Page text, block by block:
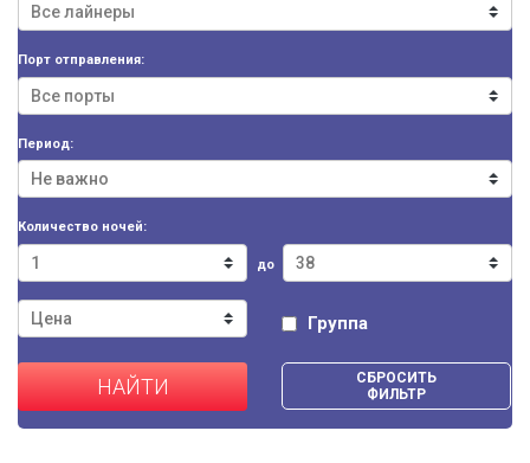
Порт отправления:
Период:
Количество ночей:
до
Группа
НАЙТИ
СБРОСИТЬ
ФИЛЬТР